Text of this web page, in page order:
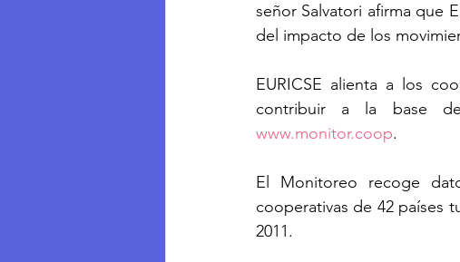
señor Salvatori afirma que
del impacto de los
EURICSE alienta a los
www.monitor.coop.
El Monitoreo recoge
cooperativas de 42 países
2011.